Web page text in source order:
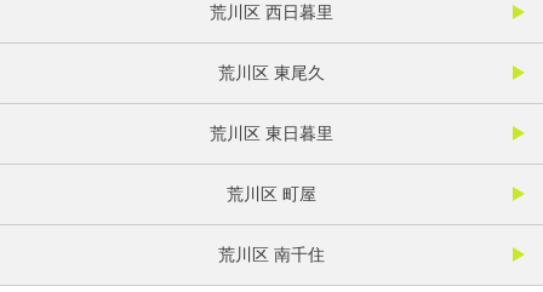
荒川区 西日暮里
荒川区 東尾久
荒川区 東日暮里
荒川区 町屋
荒川区 南千住